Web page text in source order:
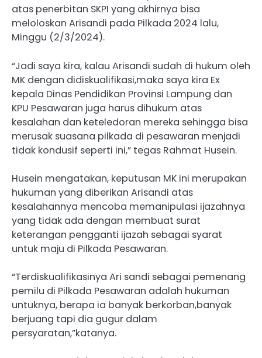
atas penerbitan SKPI yang akhirnya bisa
meloloskan Arisandi pada Pilkada 2024 lalu,
Minggu (2/3/2024).
“Jadi saya kira, kalau Arisandi sudah di hukum oleh
MK dengan didiskualifikasi,maka saya kira Ex
kepala Dinas Pendidikan Provinsi Lampung dan
KPU Pesawaran juga harus dihukum atas
kesalahan dan keteledoran mereka sehingga bisa
merusak suasana pilkada di pesawaran menjadi
tidak kondusif seperti ini,” tegas Rahmat Husein.
Husein mengatakan, keputusan MK ini merupakan
hukuman yang diberikan Arisandi atas
kesalahannya mencoba memanipulasi ijazahnya
yang tidak ada dengan membuat surat
keterangan pengganti ijazah sebagai syarat
untuk maju di Pilkada Pesawaran.
“Terdiskualifikasinya Ari sandi sebagai pemenang
pemilu di Pilkada Pesawaran adalah hukuman
untuknya, berapa ia banyak berkorban,banyak
berjuang tapi dia gugur dalam
persyaratan,”katanya.